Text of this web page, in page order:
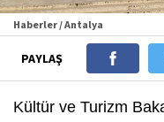
Haberler / Antalya
PAYLAŞ
Kültür ve Turizm